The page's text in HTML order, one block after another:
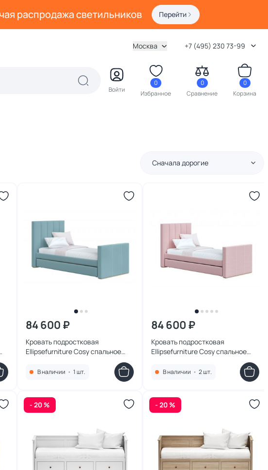
распродажа светильников Перейти
Москва +7 (495) 230 73-99
Войти
0
Избранное
0
Сравнение
0
Корзина
Сначала дорогие
84 600 ₽
Кровать подростковая
Ellipsefurniture Cosy спальное
место 90*200 см (бирюзовый)
KD010205010102
В наличии • 1 шт.
84 600 ₽
Кровать подростковая
Ellipsefurniture Cosy спальное
KD010203010101
В наличии • 2 шт.
- 20 % - 20 %